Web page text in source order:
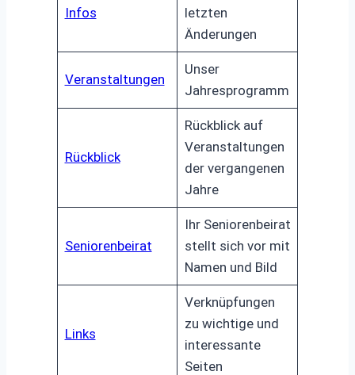
Infos
letzten
Änderungen
Veranstaltungen
Unser
Jahresprogramm
Rückblick
Rückblick auf
Veranstaltungen
der vergangenen
Jahre
Seniorenbeirat
Ihr Seniorenbeirat
stellt sich vor mit
Namen und Bild
Links
Verknüpfungen
zu wichtige und
interessante
Seiten